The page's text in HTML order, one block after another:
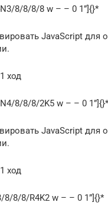
8/8/8/8 w – – 0 1”]{}*
JavaScript для
ход
8/8/8/2K5 w – – 0 1”]{}*
JavaScript для
ход
8/8/8/R4K2 w – – 0 1”]{}*